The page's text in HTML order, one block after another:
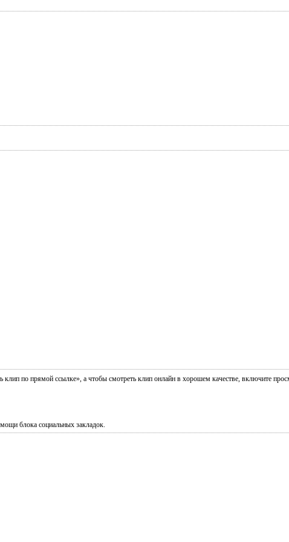
по прямой ссылке», а чтобы смотреть клип онлайн в хорошем качестве, включите
блока социальных закладок.